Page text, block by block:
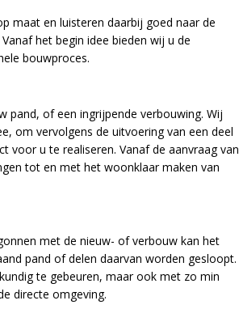
maat en luisteren daarbij goed naar de
het begin idee bieden wij u de
bouwproces.
pand, of een ingrijpende verbouwing. Wij
om vervolgens de uitvoering van een deel
voor u te realiseren. Vanaf de aanvraag van
tot en met het woonklaar maken van
met de nieuw- of verbouw kan het
pand of delen daarvan worden gesloopt.
te gebeuren, maar ook met zo min
directe omgeving.